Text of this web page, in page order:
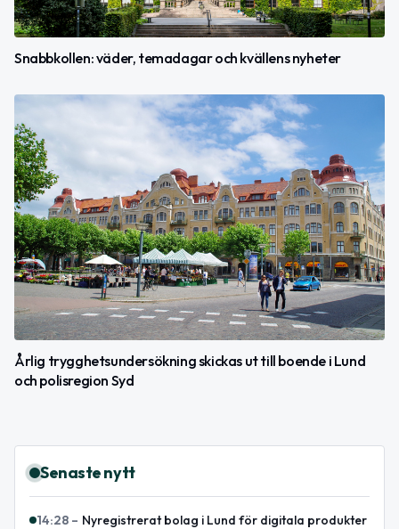
Snabbkollen: väder, temadagar och kvällens nyheter
Årlig trygghetsundersökning skickas ut till boende i Lund
och polisregion Syd
Senaste nytt
14:28 – Nyregistrerat bolag i Lund för digitala produkter